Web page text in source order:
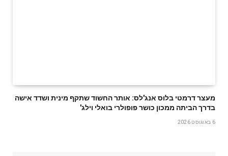
מעצר דרמטי בלוס אנג'לס: אותר החשוד שתקף מינית ושדד אישה
בדרך הביתה ממכון כושר פופולרי בואלי וילג'
6 באוגוסט 2026